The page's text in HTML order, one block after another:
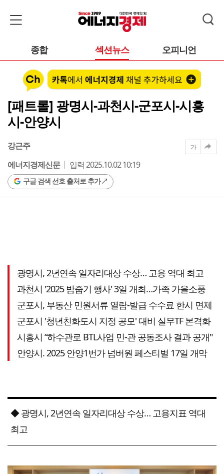
종합 섹션뉴스 오피니언
[패트롤] 광명시-과천시-군포시-시흥
시-안양시
강근주
에너지경제신문
입력 2025.10.02 10:19
구글 검색 선호 출처로 추가
가
광명시, 2년연속 일자리대상 수상… 고용 역대 최고
과천시 '2025 밤줍기 행사' 3일 개최…가족 가을소풍
군포시, 부동산 민원서류 열람-발급 수수료 한시 면제
군포시 '청년친화도시 지정 공모' 대비 실무TF 본격화
시흥시 “하수관로 BTL사업 민-관 공동조사 결과 공개"
안양시. 2025 안양1번가 넘버원 페스티벌 17일 개막
◆ 광명시, 2년연속 일자리대상 수상… 고용지표 역대
최고